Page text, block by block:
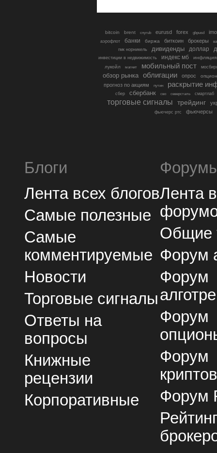
bitcoin brent cnyrub eurusd forex gbpusd
аэрофлот банки биржа биткоин брокеры
гмк норникель
дивиденды доллар
инвестиции в недвижимость индекс мб
инфляция
лукойл
магнит мобильный пост
обзор рынка облигации опрос
прогноз по акциям путин раскрытие
сбер сбербанк сво северсталь смартлаб
торговые сигналы трейдинг
фьючерс ртс фьючерсы
Блоги
Лента всех блогов
Самые полезные
Самые
комментируемые
Новости
Торговые сигналы
Ответы на
вопросы
Книжные
рецензии
Корпоративные
Лента
Общие
Форум
Форум
Форум
Форум
Форум